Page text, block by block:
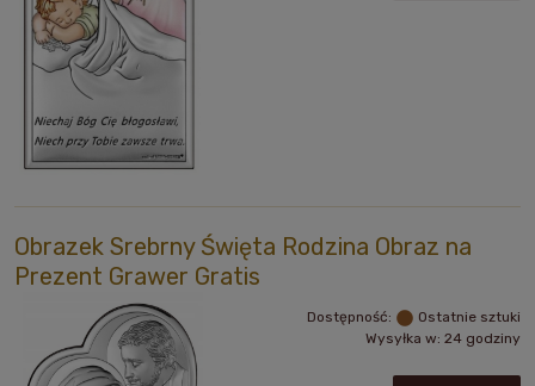
Obrazek Srebrny Święta Rodzina Obraz na
Prezent Grawer Gratis
Dostępność:
Ostatnie sztuki
Wysyłka w: 24 godziny